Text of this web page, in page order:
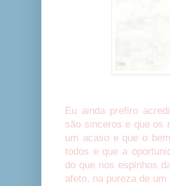
Eu ainda prefiro
são sinceros e que os
um acaso e que o
todos e que a
do que nos espinhos
afeto, na pureza de um